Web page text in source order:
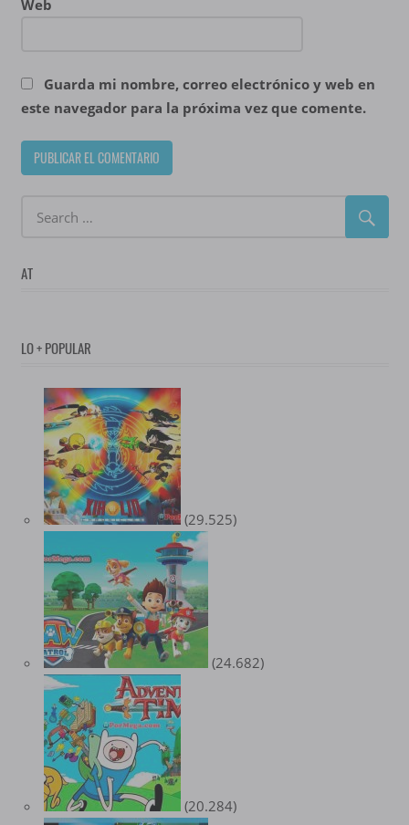
Web
Guarda mi nombre, correo electrónico y web en
este navegador para la próxima vez que comente.
AT
LO + POPULAR
(29.525)
(24.682)
(20.284)